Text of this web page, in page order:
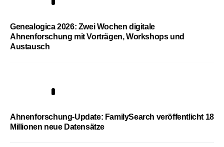
Genealogica 2026: Zwei Wochen digitale
Ahnenforschung mit Vorträgen, Workshops und
Austausch
Ahnenforschung-Update: FamilySearch veröffentlicht 18
Millionen neue Datensätze